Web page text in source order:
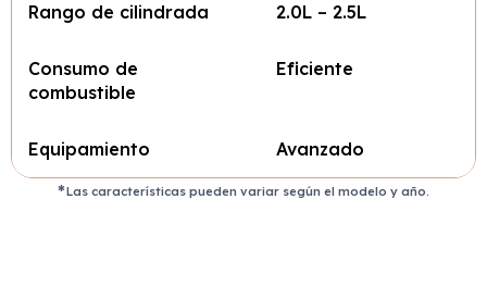
Rango de cilindrada 2.0L – 2.5L
Consumo de
combustible
Eficiente
Equipamiento Avanzado
Las características pueden variar según el modelo y año.